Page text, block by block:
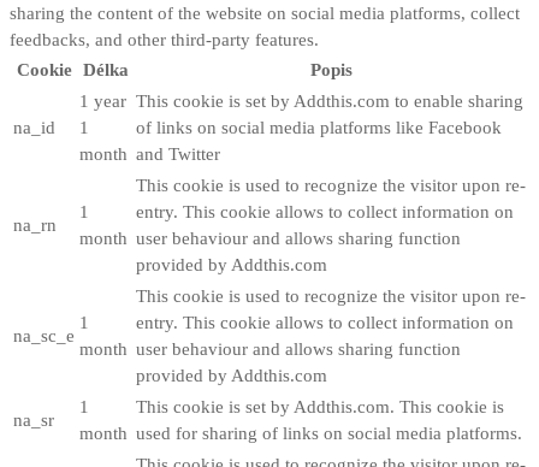
sharing the content of the website on social media platforms, collect
feedbacks, and other third-party features.
Cookie Délka Popis
na_id
1 year
1
month
This cookie is set by Addthis.com to enable sharing
of links on social media platforms like Facebook
and Twitter
na_rn
1
month
This cookie is used to recognize the visitor upon re-
entry. This cookie allows to collect information on
user behaviour and allows sharing function
provided by Addthis.com
na_sc_e
1
month
This cookie is used to recognize the visitor upon re-
entry. This cookie allows to collect information on
user behaviour and allows sharing function
provided by Addthis.com
na_sr
1
month
This cookie is set by Addthis.com. This cookie is
used for sharing of links on social media platforms.